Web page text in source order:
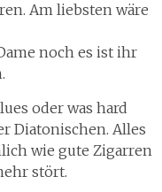
Am liebsten wäre
noch es ist ihr
oder was hard
Diatonischen. Alles
wie gute Zigarren
stört.